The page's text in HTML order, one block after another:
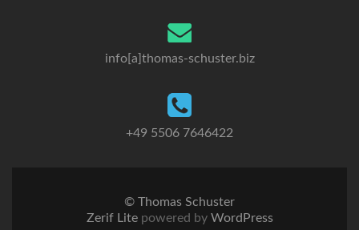
info[a]thomas-schuster.biz
+49 5506 7646422
© Thomas Schuster
Zerif Lite powered byWordPress